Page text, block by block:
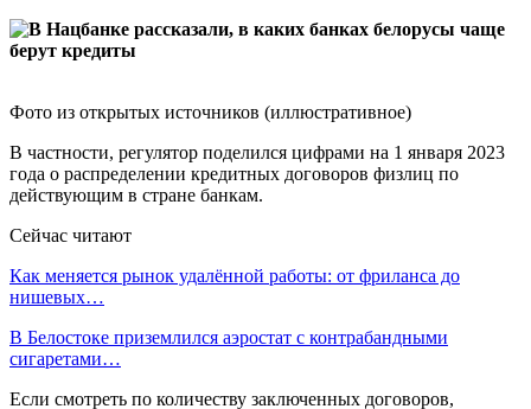
Фото из открытых источников (иллюстративное)
В частности, регулятор поделился цифрами на 1 января 2023
года о распределении кредитных договоров физлиц по
действующим в стране банкам.
Сейчас читают
Как меняется рынок удалённой работы: от фриланса до
нишевых…
В Белостоке приземлился аэростат с контрабандными
сигаретами…
Если смотреть по количеству заключенных договоров,